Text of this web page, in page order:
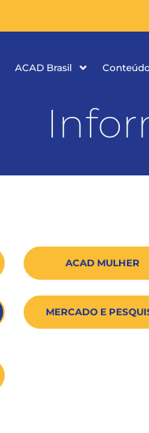
ACAD Brasil Conteúdo
ACAD MULHER
MERCADO E